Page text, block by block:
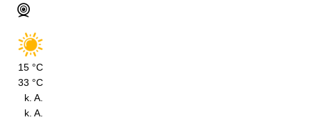
Webcams
Cam2
Cam3
Cam4
Wetter Berg
Schnee
15 °C
33 °C
k. A.
k. A.